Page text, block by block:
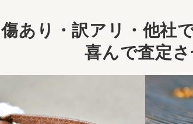
傷あり・訳アリ・他社
喜んで査定